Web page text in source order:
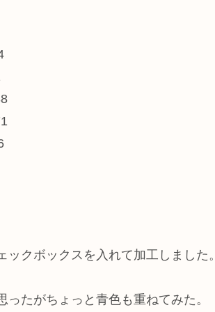
ックボックスを入れて加工しました。
ったがちょっと青色も重ねてみた。